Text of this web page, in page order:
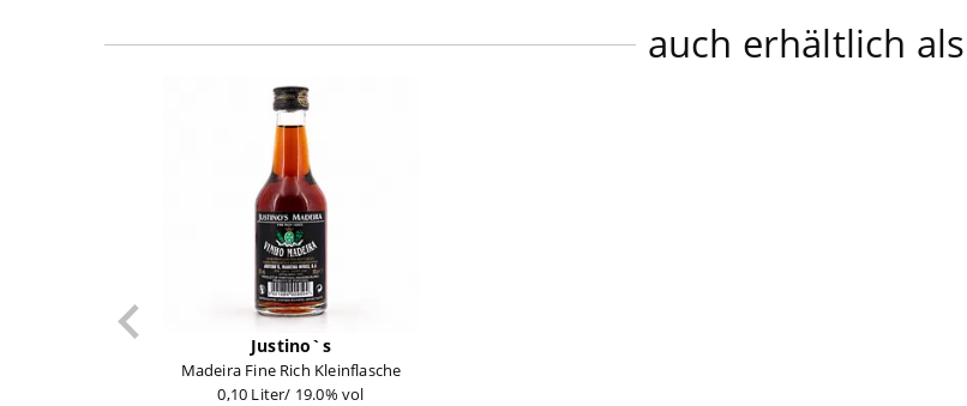
auch erhältlich als
Justino`s
Madeira Fine Rich Kleinflasche
0,10 Liter/ 19.0% vol